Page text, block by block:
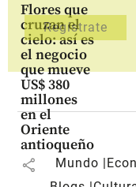
Flores que
cruzan el
cielo: así es
el negocio
que mueve
US$ 380
millones
en el
Oriente
antioqueño
share Mundo